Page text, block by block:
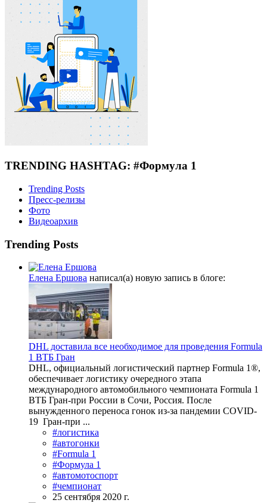
TRENDING HASHTAG: #Формула 1
Trending Posts
Пресс-релизы
Фото
Видеоархив
Trending Posts
Елена Ершова написал(а) новую запись в блоге:
DHL доставила все необходимое для проведения Formula
1 ВТБ Гран
DHL, официальный логистический партнер Formula 1®,
обеспечивает логистику очередного этапа
международного автомобильного чемпионата Formula 1
ВТБ Гран-при России в Сочи, Россия. После
вынужденного переноса гонок из-за пандемии COVID-
19 Гран-при ...
#логистика
#автогонки
#Formula 1
#Формула 1
#автомотоспорт
#чемпионат
25 сентября 2020 г.